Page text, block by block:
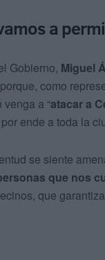
a
Gobierno, Miguel
porque, como
a “atacar a
ende a toda la
se siente
que nos
que